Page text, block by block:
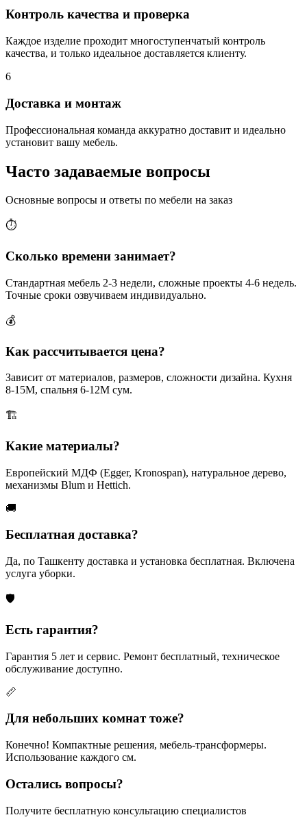
Контроль качества и проверка
Каждое изделие проходит многоступенчатый контроль
качества, и только идеальное доставляется клиенту.
6
Доставка и монтаж
Профессиональная команда аккуратно доставит и идеально
установит вашу мебель.
Часто задаваемые вопросы
Основные вопросы и ответы по мебели на заказ
⏱
Сколько времени занимает?
Стандартная мебель 2-3 недели, сложные проекты 4-6 недель.
Точные сроки озвучиваем индивидуально.
💰
Как рассчитывается цена?
Зависит от материалов, размеров, сложности дизайна. Кухня
8-15М, спальня 6-12М сум.
🏗
Какие материалы?
Европейский МДФ (Egger, Kronospan), натуральное дерево,
механизмы Blum и Hettich.
🚚
Бесплатная доставка?
Да, по Ташкенту доставка и установка бесплатная. Включена
услуга уборки.
🛡
Есть гарантия?
Гарантия 5 лет и сервис. Ремонт бесплатный, техническое
обслуживание доступно.
📏
Для небольших комнат тоже?
Конечно! Компактные решения, мебель-трансформеры.
Использование каждого см.
Остались вопросы?
Получите бесплатную консультацию специалистов